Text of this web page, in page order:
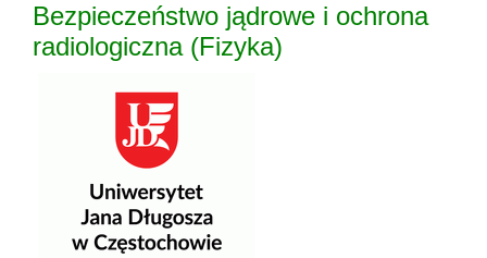
Bezpieczeństwo jądrowe i ochrona
radiologiczna (Fizyka)